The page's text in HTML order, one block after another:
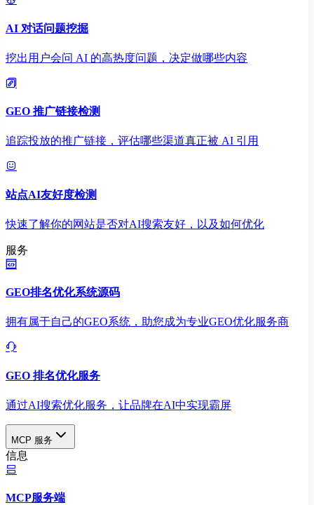
AI 对话问题挖掘
挖出用户会问 AI 的高热度问题，决定做哪些内容
GEO 推广链接检测
追踪投放的推广链接，评估哪些渠道真正被 AI 引用
站点AI友好度检测
快速了解你的网站是否对AI搜索友好，以及如何优化
服务
GEO排名优化系统源码
拥有属于自己的GEO系统，助您成为专业GEO优化服务商
GEO 排名优化服务
通过AI搜索优化服务，让品牌在AI中实现霸屏
MCP 服务
信息
MCP服务端